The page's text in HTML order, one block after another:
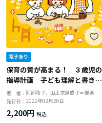
保育の質が高まる！ ３歳児の
指導計画 子ども理解と書き方
のポイント
著 者： 阿部和子、山王堂惠偉子＝編著
発行日：2022年02月20日
2,200円